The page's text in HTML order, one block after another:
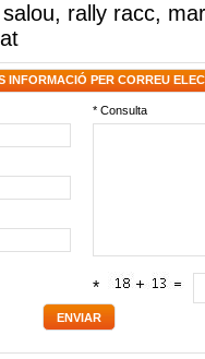
salou, rally racc,
INFORMACIÓ PER CORREU
* Consulta
*